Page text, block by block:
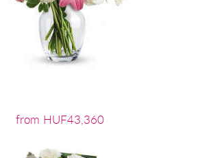
from HUF43,360